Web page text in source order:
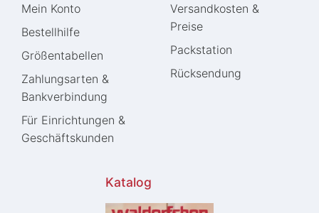
Mein Konto
Bestellhilfe
Größentabellen
Zahlungsarten &
Bankverbindung
Für Einrichtungen &
Geschäftskunden
Versandkosten &
Preise
Packstation
Rücksendung
Katalog